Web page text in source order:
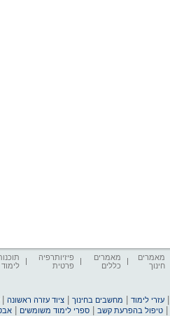
מאמרים
חינוך
מאמרים
כללים
פיזיותרפיה
פרטית
לימוד
עזרי לימוד מחשבים בחינוך |ציוד עזרה ראשונה
|טיפול בהפרעת קשב |ספרי לימוד משומשים |